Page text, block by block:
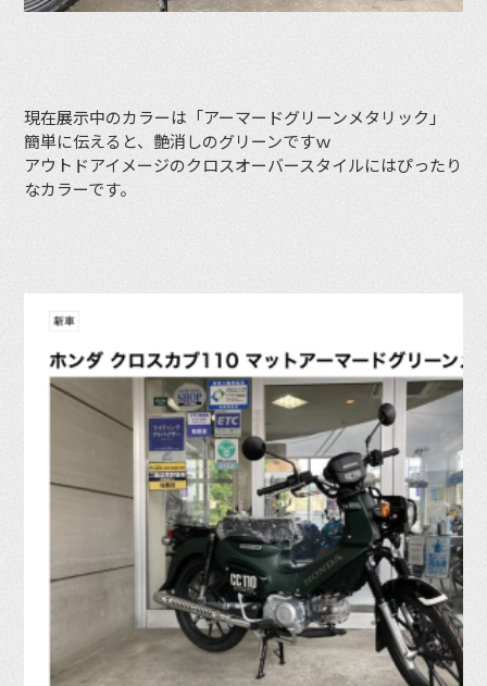
現在展示中のカラーは「アーマードグリーンメタリック」
簡単に伝えると、艶消しのグリーンですｗ
アウトドアイメージのクロスオーバースタイルにはぴったり
なカラーです。